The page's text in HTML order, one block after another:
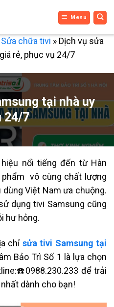
Menu
Sửa chữa tivi » Dịch vụ sửa
rẻ, phục vụ 24/7
tại nhà uy
24/7
nổi tiếng đến từ Hàn
vô cùng chất lượng
Việt Nam ưa chuộng.
dụng tivi Samsung cũng
hư hỏng.
chỉ sửa tivi Samsung tại
Bảo Trì Số 1 là lựa chọn
để trải
dành cho bạn!